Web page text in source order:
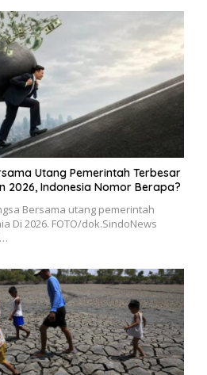
Utang Pemerintah Terbesar
2026, Indonesia Nomor Berapa?
Bersama utang pemerintah
Di 2026. FOTO/dok.SindoNews